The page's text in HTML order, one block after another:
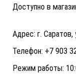
Доступно в
Адрес: г. Саратов,
Телефон: +7 903
Режим работы: